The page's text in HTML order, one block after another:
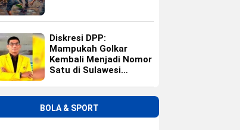
Diskresi DPP:
Mampukah Golkar
Kembali Menjadi Nomor
Satu di Sulawesi
BOLA & SPORT